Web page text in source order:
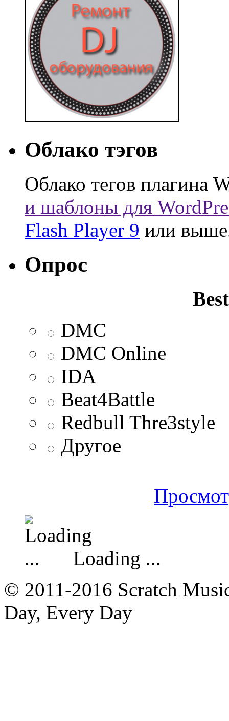
Облако тэгов
Облако тегов плагина
и шаблоны для
Flash Player 9 или
Опрос
DMC
DMC Online
IDA
Beat4Battle
Redbull Thre3style
Другое
Loading ...
© 2011-2016 Scratch
Day, Every Day